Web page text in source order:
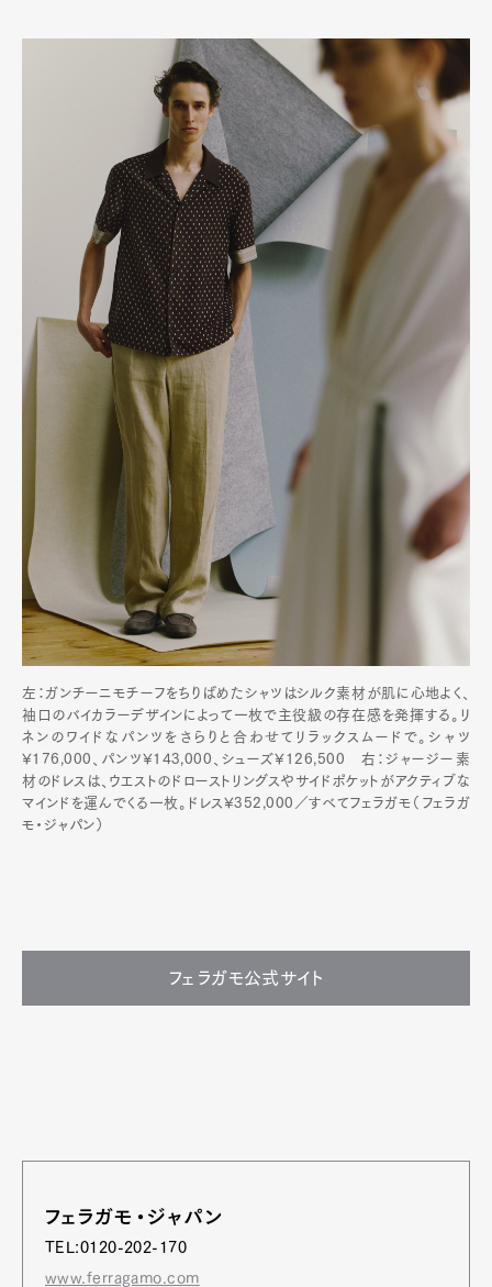
左：ガンチーニモチーフをちりばめたシャツはシルク素材が肌に心地よく、
袖口のバイカラーデザインによって一枚で主役級の存在感を発揮する。リ
ネンのワイドなパンツをさらりと合わせてリラックスムードで。シャツ
¥176,000、パンツ¥143,000、シューズ¥126,500 右：ジャージー素
材のドレスは、ウエストのドローストリングスやサイドポケットがアクティブな
マインドを運んでくる一枚。ドレス¥352,000／すべてフェラガモ（フェラガ
モ・ジャパン）
フェラガモ公式サイト
フェラガモ・ジャパン
TEL:0120-202-170
www.ferragamo.com